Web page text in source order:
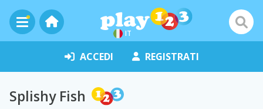
IT
ACCEDI REGISTRATI
Splishy Fish